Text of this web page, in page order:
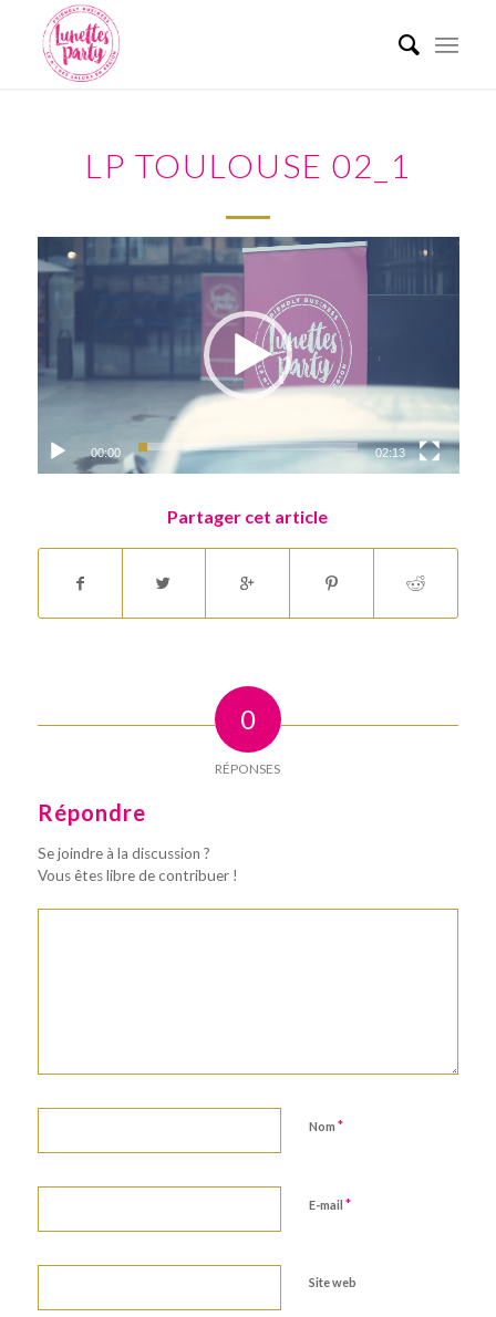
LP TOULOUSE 02_1
00:00 02:13
Partager cet article
0
RÉPONSES
Répondre
Se joindre à la discussion ?
Vous êtes libre de contribuer !
Nom *
E-mail *
Site web